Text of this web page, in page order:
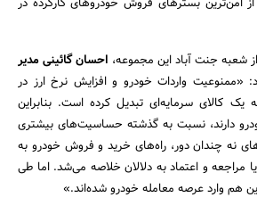
شعبه جنت آباد این مجموعه، احسان گائینی مدیر
«ممنوعیت واردات خودرو و افزایش نرخ ارز در
یک کالای سرمایه‌ای تبدیل کرده است. بنابراین
دارند، نسبت به گذشته حساسیت‌های بیشتری
نه چندان دور، راه‌های خرید و فروش خودرو به
مراجعه و اعتماد به دلالان خلاصه می‌شد. اما طی
هم وارد عرصه معامله خودرو شده‌‌اند.»